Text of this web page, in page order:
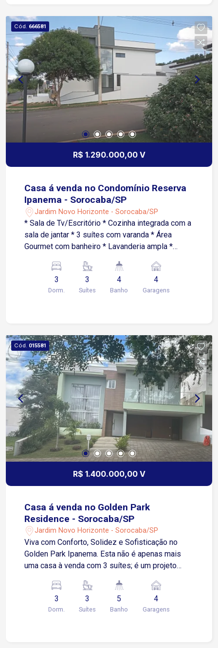
Cód. 666581
R$ 1.290.000,00 V
Casa á venda no Condomínio Reserva
Ipanema - Sorocaba/SP
Jardim Novo Horizonte - Sorocaba/SP
* Sala de Tv/Escritório * Cozinha integrada com a
sala de jantar * 3 suítes com varanda * Área
Gourmet com banheiro * Lavanderia ampla *
4 carros ou mais * Porão amplo * Sistema de
bolsão para água de chuva e distribuição nas
torneiras do quintal e jardim
3
Dorm.
3
Suítes
4
Banho
4
Garagens
Cód. 015581
R$ 1.400.000,00 V
Casa á venda no Golden Park
Residence - Sorocaba/SP
Jardim Novo Horizonte - Sorocaba/SP
Viva com Conforto, Solidez e Sofisticação no
Golden Park Ipanema. Esta não é apenas mais
uma casa à venda com 3 suítes; é um projeto
oferecer a máxima qualidade de vida na Zona
Norte de Sorocaba. O que torna este imóvel
3
Dorm.
3
Suítes
5
Banho
4
Garagens